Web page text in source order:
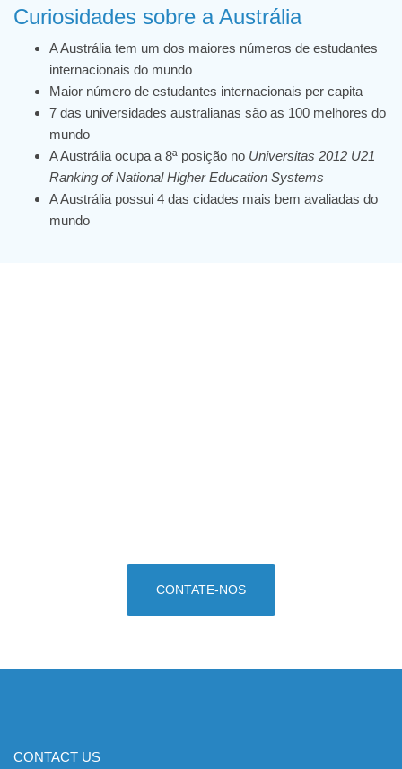
Curiosidades sobre a Austrália
A Austrália tem um dos maiores números de estudantes
internacionais do mundo
Maior número de estudantes internacionais per capita
7 das universidades australianas são as 100 melhores do
mundo
A Austrália ocupa a 8ª posição no Universitas 2012 U21
Ranking of National Higher Education Systems
A Austrália possui 4 das cidades mais bem avaliadas do
mundo
CONTATE-NOS
CONTACT US